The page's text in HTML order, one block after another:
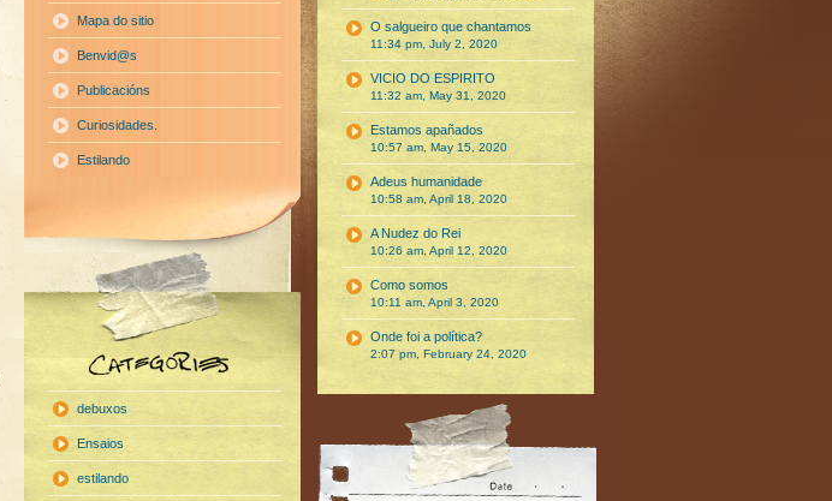
Mapa do sitio
Benvid@s
Publicacións
Curiosidades.
Estilando
debuxos
Ensaios
estilando
O salgueiro que chantamos
11:34 pm, July 2, 2020
VICIO DO ESPIRITO
11:32 am, May 31, 2020
Estamos apañados
10:57 am, May 15, 2020
Adeus humanidade
10:58 am, April 18, 2020
A Nudez do Rei
10:26 am, April 12, 2020
Como somos
10:11 am, April 3, 2020
Onde foi a política?
2:07 pm, February 24, 2020